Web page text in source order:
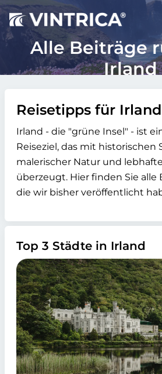
Alle Beiträge
Irland
Reisetipps für Irland
Irland - die "grüne Insel" - ist
Reiseziel, das mit historischen
malerischer Natur und
überzeugt. Hier finden Sie alle
die wir bisher veröffentlicht
Top 3 Städte in Irland